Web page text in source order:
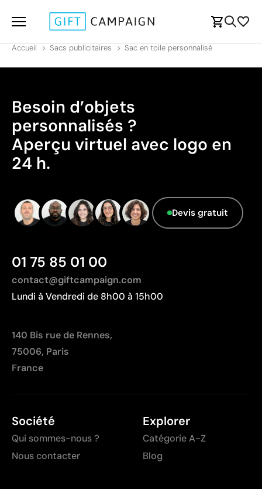
Accueil Sacs publicitaires Sac en toile personnalisé
Besoin d’objets
personnalisés ?
Aperçu virtuel avec logo en
24 h.
Devis gratuit
01 75 85 01 00
contact@giftcampaign.com
Lundi à Vendredi de 8h00 à 15h00
140 Bis rue de Rennes,
75006, Paris
France
Société
Qui sommes-nous ?
Nous contacter
Explorer
Catégorie A-Z
Blog